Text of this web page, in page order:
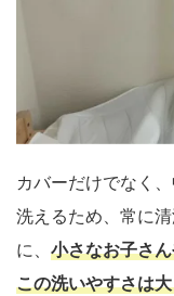
カバーだけでなく
洗えるため、常に
に、 小さなお子さ
この洗いやすさは